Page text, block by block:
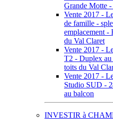
Grande Motte -
Vente 2017 -
de famille -
emplacement -
du Val Claret
Vente 2017 -
T2 - Duplex au
toits du Val
Vente 2017 -
Studio SUD -
au balcon
INVESTIR à